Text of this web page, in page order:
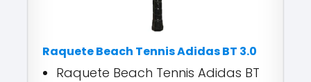
Raquete Beach Tennis Adidas BT 3.0
Raquete Beach Tennis Adidas BT